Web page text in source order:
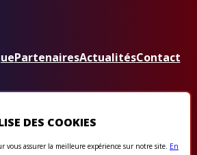
DES COOKIES
vous assurer la meilleure expérience sur notre site. En
PartenairesActualitésContact